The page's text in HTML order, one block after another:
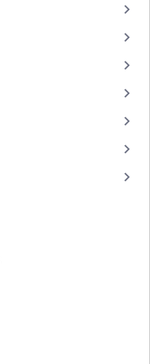
keyboard_arrow_right
keyboard_arrow_right
keyboard_arrow_right
keyboard_arrow_right
keyboard_arrow_right
keyboard_arrow_right
keyboard_arrow_right